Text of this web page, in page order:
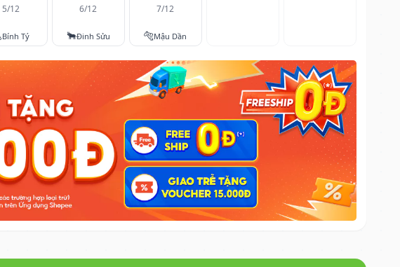
5/12
Bính Tý
6/12
🐂Đinh Sửu
7/12
🐅Mậu Dần